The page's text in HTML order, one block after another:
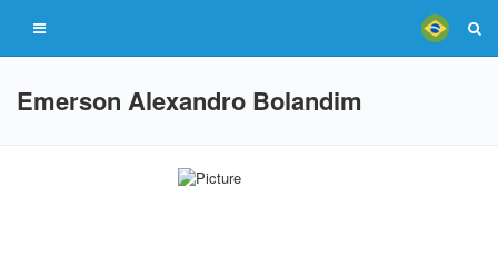
Emerson Alexandro Bolandim